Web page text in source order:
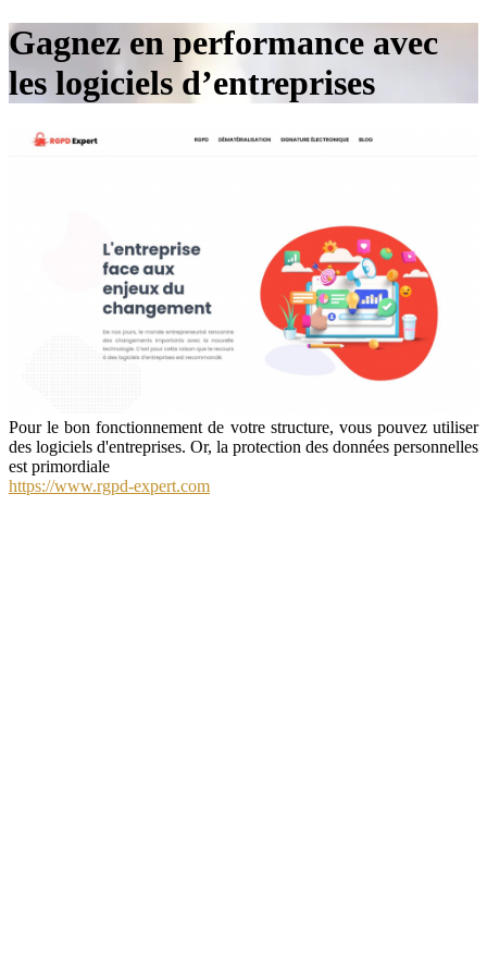
Gagnez en performance avec
les logiciels d’entreprises
Pour le bon fonctionnement de votre structure, vous pouvez utiliser
des logiciels d'entreprises. Or, la protection des données personnelles
est primordiale
https://www.rgpd-expert.com